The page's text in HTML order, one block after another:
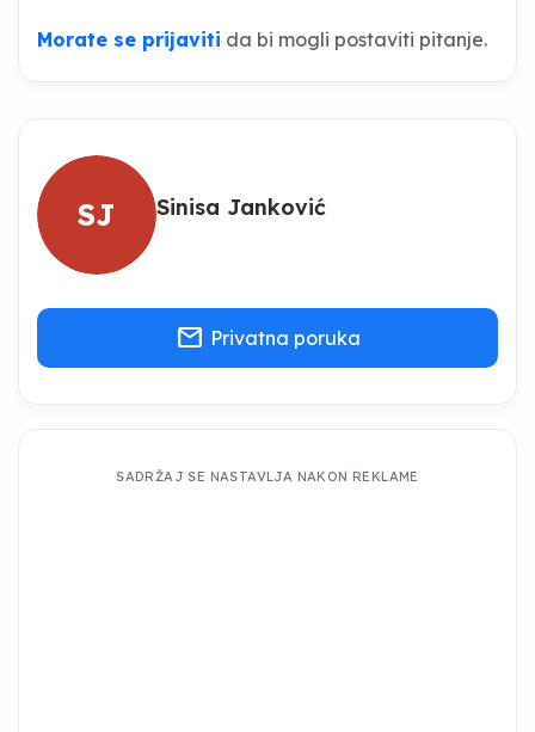
Morate se prijaviti da bi mogli postaviti pitanje.
SJ Sinisa Janković
mail Privatna poruka
SADRŽAJ SE NASTAVLJA NAKON REKLAME